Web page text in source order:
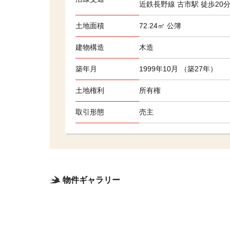
近鉄長野線 古市駅 徒歩20分
土地面積 72.24㎡ 公簿
建物構造 木造
築年月 1999年10月 （築27年）
土地権利 所有権
取引形態 売主
物件ギャラリー